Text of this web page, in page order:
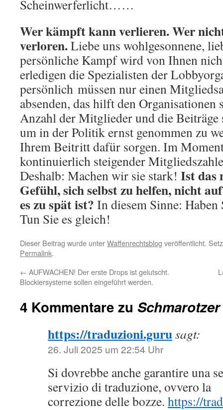
Scheinwerferlicht……
Wer kämpft kann verlieren. Wer
verloren.Liebe uns wohlgesonnene,
persönliche Kampf wird von Ihnen
erledigen die Spezialisten der
persönlich müssen nur einen
absenden, das hilft den Organisationen
Anzahl der Mitglieder und die
um in der Politik ernst genommen zu
Ihrem Beitritt dafür sorgen. Im
kontinuierlich steigender
Deshalb: Machen wir sie stark! Ist das
Gefühl, sich selbst zu helfen, nicht
es zu spät ist? In diesem Sinne:
Tun Sie es gleich!
Dieser Beitrag wurde unterWaffenrechtsblog veröffentlicht.
Permalink.
← AUFWACHEN! Der erste Drops ist gelutscht.
Blockiersysteme sollen eingeführt werden.
4 Kommentare zu Schmarotzer
https://traduzioni.gurusagt:
26. Juli 2025 um 22:54 Uhr
Si dovrebbe anche garantire una
servizio di traduzione, ovvero la
correzione delle bozze. https://